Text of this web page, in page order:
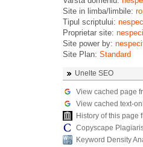
Site in limba/limbile: ro
Tipul scriptului:
Proprietar site:
Site power by:
Site Plan: Standard
Unelte SEO
View cached page
View cached text-
History of this page
Copyscape
Keyword Density